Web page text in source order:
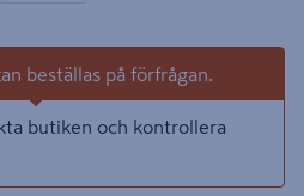
beställas på förfrågan.
butiken och kontrollera